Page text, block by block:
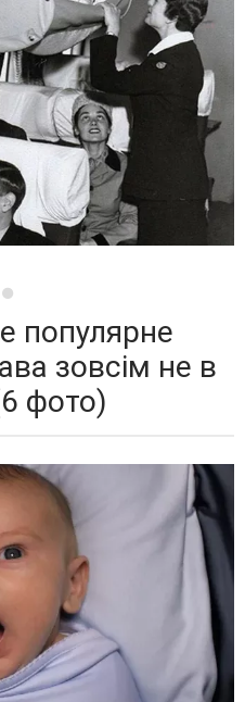
популярне
зовсім не в
(6 фото)